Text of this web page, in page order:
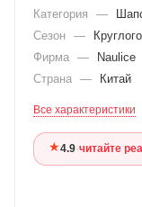
Категория —
Сезон —
Фирма —
Naulice
Страна — Китай
Все характеристики
★4.9·читайте